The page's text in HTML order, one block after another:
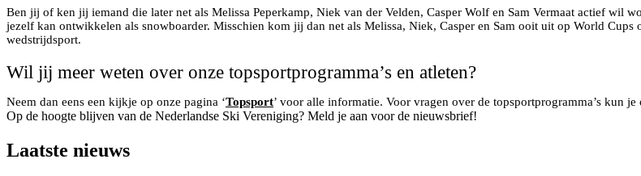
Ben jij of ken jij iemand die later net als Melissa Peperkamp, Niek van der Velden, Casper Wolf en Sam Vermaat actief wil
jezelf kan ontwikkelen als snowboarder. Misschien kom jij dan net als Melissa, Niek, Casper en Sam ooit uit op World
wedstrijdsport.
Wil jij meer weten over onze topsportprogramma’s en atleten?
Neem dan eens een kijkje op onze pagina ‘Topsport’ voor alle informatie. Voor vragen over de topsportprogramma’s kun
Op de hoogte blijven van de Nederlandse Ski Vereniging? Meld je aan voor de nieuwsbrief!
Laatste nieuws